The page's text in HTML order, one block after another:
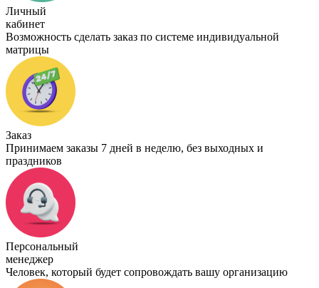
Личный
кабинет
Возможность сделать заказ по системе индивидуальной
матрицы
Заказ
Принимаем заказы 7 дней в неделю, без выходных и
праздников
Персональный
менеджер
Человек, который будет сопровождать вашу организацию